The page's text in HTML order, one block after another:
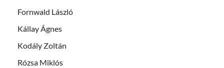
Fornwald László
Kállay Ágnes
Kodály Zoltán
Rózsa Miklós